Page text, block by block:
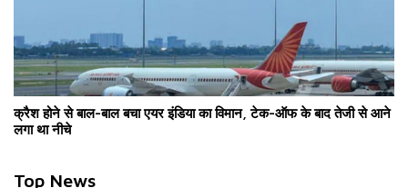
क्रैश होने से बाल-बाल बचा एयर इंडिया का विमान, टेक-ऑफ के बाद तेजी से आने
लगा था नीचे
Top News